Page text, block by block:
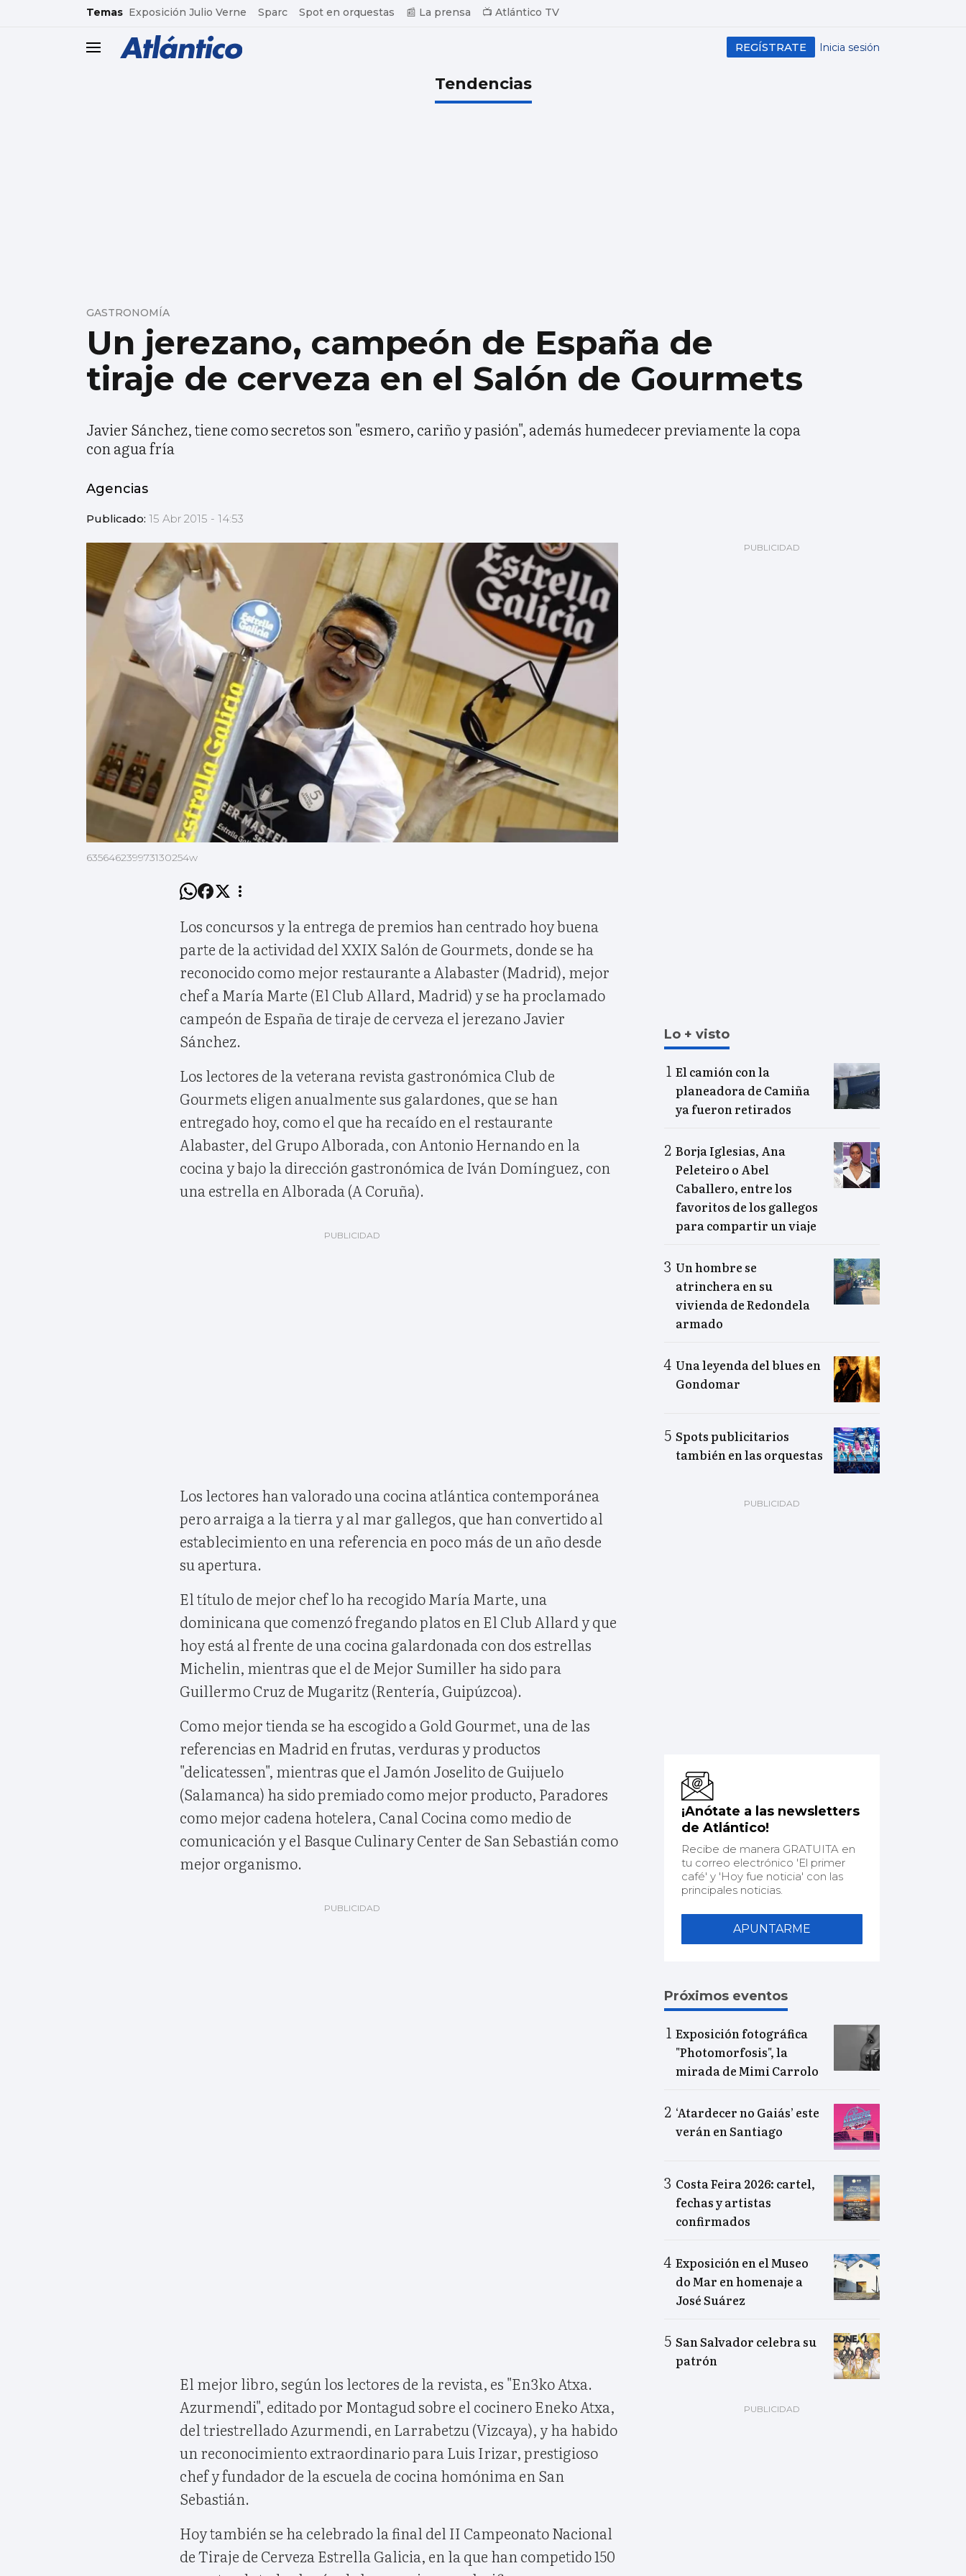
common.go-to-content
Temas Exposición Julio Verne Sparc Spot en orquestas 📰 La prensa 📺 Atlántico TV
header.menu.open Inicia sesión
REGÍSTRATE
Tendencias
Un jerezano, campeón de España de
tiraje de cerveza en el Salón de Gourmets
GASTRONOMÍA
Javier Sánchez, tiene como secretos son "esmero, cariño y pasión", además humedecer previamente la copa
con agua fría
Agencias
Publicado: 15 Abr 2015 - 14:53
635646239973130254w
Los concursos y la entrega de premios han centrado hoy buena
parte de la actividad del XXIX Salón de Gourmets, donde se ha
reconocido como mejor restaurante a Alabaster (Madrid), mejor
chef a María Marte (El Club Allard, Madrid) y se ha proclamado
campeón de España de tiraje de cerveza el jerezano Javier
Sánchez.
Los lectores de la veterana revista gastronómica Club de
Gourmets eligen anualmente sus galardones, que se han
entregado hoy, como el que ha recaído en el restaurante
Alabaster, del Grupo Alborada, con Antonio Hernando en la
cocina y bajo la dirección gastronómica de Iván Domínguez, con
una estrella en Alborada (A Coruña).
Los lectores han valorado una cocina atlántica contemporánea
pero arraiga a la tierra y al mar gallegos, que han convertido al
establecimiento en una referencia en poco más de un año desde
su apertura.
El título de mejor chef lo ha recogido María Marte, una
dominicana que comenzó fregando platos en El Club Allard y que
hoy está al frente de una cocina galardonada con dos estrellas
Michelin, mientras que el de Mejor Sumiller ha sido para
Guillermo Cruz de Mugaritz (Rentería, Guipúzcoa).
Como mejor tienda se ha escogido a Gold Gourmet, una de las
referencias en Madrid en frutas, verduras y productos
"delicatessen", mientras que el Jamón Joselito de Guijuelo
(Salamanca) ha sido premiado como mejor producto, Paradores
como mejor cadena hotelera, Canal Cocina como medio de
comunicación y el Basque Culinary Center de San Sebastián como
mejor organismo.
El mejor libro, según los lectores de la revista, es "En3ko Atxa.
Azurmendi", editado por Montagud sobre el cocinero Eneko Atxa,
del triestrellado Azurmendi, en Larrabetzu (Vizcaya), y ha habido
un reconocimiento extraordinario para Luis Irizar, prestigioso
chef y fundador de la escuela de cocina homónima en San
Sebastián.
Hoy también se ha celebrado la final del II Campeonato Nacional
de Tiraje de Cerveza Estrella Galicia, en la que han competido 150
Lo + visto
El camión con la
planeadora de Camiña
ya fueron retirados
Borja Iglesias, Ana
Peleteiro o Abel
Caballero, entre los
favoritos de los gallegos
para compartir un viaje
Un hombre se
atrinchera en su
vivienda de Redondela
armado
Una leyenda del blues en
Gondomar
Spots publicitarios
también en las orquestas
¡Anótate a las newsletters
de Atlántico!
Recibe de manera GRATUITA en
tu correo electrónico 'El primer
café' y 'Hoy fue noticia' con las
principales noticias.
APUNTARME
Próximos eventos
Exposición fotográfica
"Photomorfosis", la
mirada de Mimi Carrolo
‘Atardecer no Gaiás’ este
verán en Santiago
Costa Feira 2026: cartel,
fechas y artistas
confirmados
Exposición en el Museo
do Mar en homenaje a
José Suárez
San Salvador celebra su
patrón